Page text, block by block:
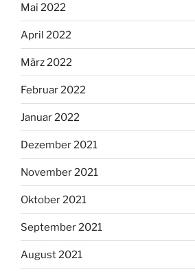
Mai 2022
April 2022
März 2022
Februar 2022
Januar 2022
Dezember 2021
November 2021
Oktober 2021
September 2021
August 2021